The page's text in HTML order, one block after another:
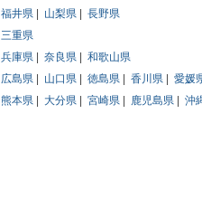
福井県 山梨県
長野県
三重県
兵庫県 奈良県
和歌山県
広島県 山口県 徳島県 香川県 愛媛
熊本県 大分県 宮崎県 鹿児島県
沖